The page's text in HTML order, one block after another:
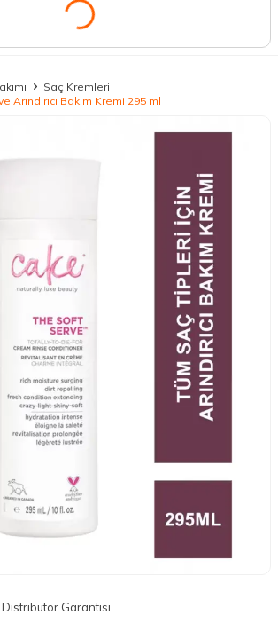
Saç Kremleri
Arındırıcı Bakım Kremi 295 ml
Distribütör Garantisi